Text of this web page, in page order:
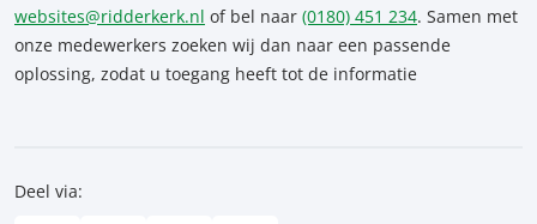
websites@ridderkerk.nl of bel naar (0180) 451 234. Samen met
onze medewerkers zoeken wij dan naar een passende
oplossing, zodat u toegang heeft tot de informatie
Deel via: